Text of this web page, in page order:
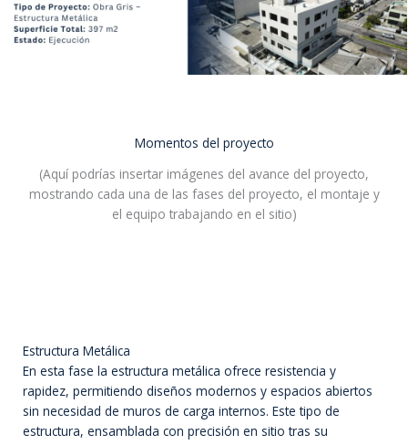
Momentos del proyecto
(Aquí podrías insertar imágenes del avance del proyecto,
mostrando cada una de las fases del proyecto, el montaje y
el equipo trabajando en el sitio)
Estructura Metálica
En esta fase la estructura metálica ofrece resistencia y
rapidez, permitiendo diseños modernos y espacios abiertos
sin necesidad de muros de carga internos. Este tipo de
estructura, ensamblada con precisión en sitio tras su